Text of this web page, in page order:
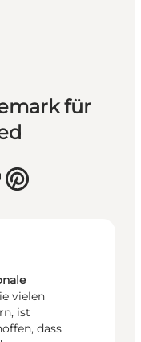
für
vielen
ist
dass